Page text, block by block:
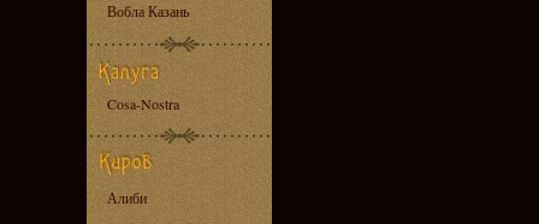
Вобла Казань
Cosa-Nostra
Алиби